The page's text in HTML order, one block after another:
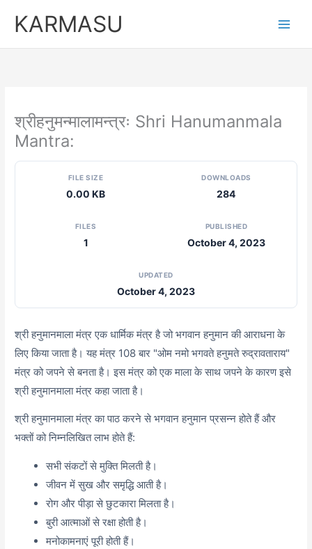
KARMASU
श्रीहनुमन्मालामन्त्रः Shri Hanumanmala
Mantra:
FILE SIZE
0.00 KB
DOWNLOADS
284
FILES
1
PUBLISHED
October 4, 2023
UPDATED
October 4, 2023
श्री हनुमानमाला मंत्र एक धार्मिक मंत्र है जो भगवान हनुमान की आराधना के
लिए किया जाता है। यह मंत्र 108 बार "ओम नमो भगवते हनुमते रुद्रावताराय"
मंत्र को जपने से बनता है। इस मंत्र को एक माला के साथ जपने के कारण इसे
श्री हनुमानमाला मंत्र कहा जाता है।
श्री हनुमानमाला मंत्र का पाठ करने से भगवान हनुमान प्रसन्न होते हैं और
भक्तों को निम्नलिखित लाभ होते हैं:
सभी संकटों से मुक्ति मिलती है।
जीवन में सुख और समृद्धि आती है।
रोग और पीड़ा से छुटकारा मिलता है।
बुरी आत्माओं से रक्षा होती है।
मनोकामनाएं पूरी होती हैं।